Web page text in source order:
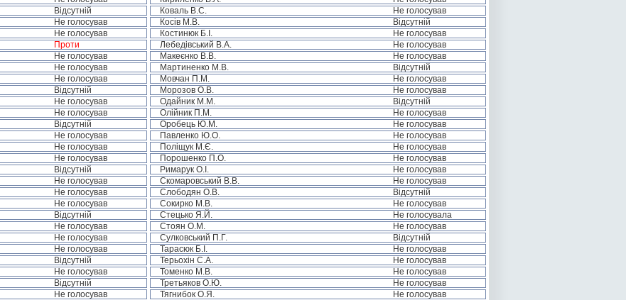
Відсутній Коваль В.С.
Не голосував
Не голосував Косів М.В.
Відсутній
Не голосував Костинюк Б.І.
Не голосував
Проти Лебедівський В.А.
Не голосував
Не голосував Макеєнко В.В.
Не голосував
Не голосував Мартиненко М.В.
Відсутній
Не голосував Мовчан П.М.
Не голосував
Відсутній Морозов О.В.
Не голосував
Не голосував Одайник М.М.
Відсутній
Не голосував Олійник П.М.
Не голосував
Відсутній Оробець Ю.М.
Не голосував
Не голосував Павленко Ю.О.
Не голосував
Не голосував Поліщук М.Є.
Не голосував
Не голосував Порошенко П.О.
Не голосував
Відсутній Римарук О.І.
Не голосував
Не голосував Скомаровський В.В.
Не голосував
Не голосував Слободян О.В.
Відсутній
Не голосував Сокирко М.В.
Не голосував
Відсутній Стецько Я.Й.
Не голосувала
Не голосував Стоян О.М.
Не голосував
Не голосував Сулковський П.Г.
Відсутній
Не голосував Тарасюк Б.І.
Не голосував
Відсутній Терьохін С.А.
Не голосував
Не голосував Томенко М.В.
Не голосував
Відсутній Третьяков О.Ю.
Не голосував
Не голосував Тягнибок О.Я.
Не голосував